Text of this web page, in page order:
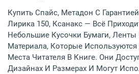
Купить Спайс, Метадон С
Лирика 150, Ксанакс — Всё
Небольшие Кусочки Бумаги,
Материала, Которые
Места Читателя В Книге. Они
Дизайнах И Размерах И Могут